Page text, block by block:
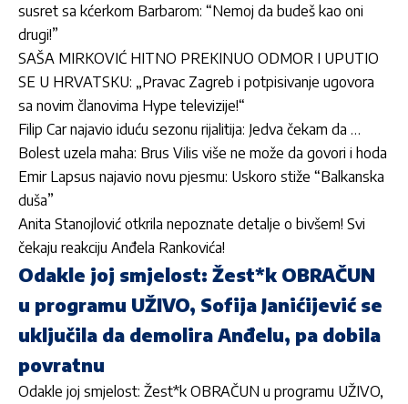
susret sa kćerkom Barbarom: “Nemoj da budeš kao oni
drugi!”
SAŠA MIRKOVIĆ HITNO PREKINUO ODMOR I UPUTIO
SE U HRVATSKU: „Pravac Zagreb i potpisivanje ugovora
sa novim članovima Hype televizije!“
Filip Car najavio iduću sezonu rijalitija: Jedva čekam da …
Bolest uzela maha: Brus Vilis više ne može da govori i hoda
Emir Lapsus najavio novu pjesmu: Uskoro stiže “Balkanska
duša”
Anita Stanojlović otkrila nepoznate detalje o bivšem! Svi
čekaju reakciju Anđela Rankovića!
Odakle joj smjelost: Žest*k OBRAČUN
u programu UŽIVO, Sofija Janićijević se
uključila da demolira Anđelu, pa dobila
povratnu
Odakle joj smjelost: Žest*k OBRAČUN u programu UŽIVO,